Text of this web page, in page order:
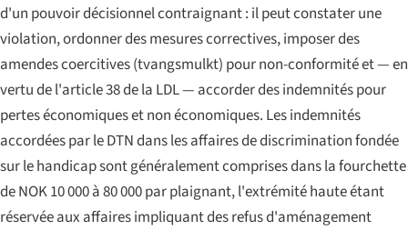
d'un pouvoir décisionnel contraignant : il peut constater une
violation, ordonner des mesures correctives, imposer des
amendes coercitives (tvangsmulkt) pour non-conformité et — en
vertu de l'article 38 de la LDL — accorder des indemnités pour
pertes économiques et non économiques. Les indemnités
accordées par le DTN dans les affaires de discrimination fondée
sur le handicap sont généralement comprises dans la fourchette
de NOK 10 000 à 80 000 par plaignant, l'extrémité haute étant
réservée aux affaires impliquant des refus d'aménagement